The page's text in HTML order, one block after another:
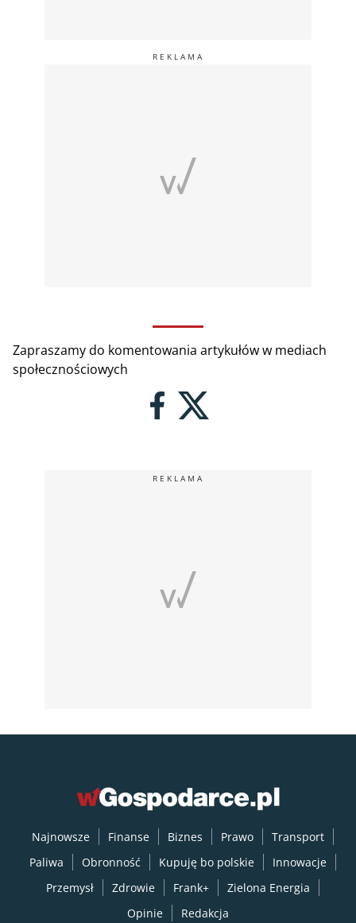
Zapraszamy do komentowania artykułów w mediach
społecznościowych
REKLAMA
Najnowsze Finanse Biznes Prawo
Transport
Paliwa
Obronność Kupuję bo polskie
Innowacje
Przemysł
Zdrowie Frank+
Zielona Energia
Opinie
Redakcja